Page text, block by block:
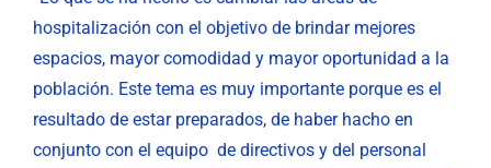
hospitalización con el objetivo de brindar mejores
espacios, mayor comodidad y mayor oportunidad a la
población. Este tema es muy importante porque es el
resultado de estar preparados, de haber hacho en
conjunto con el equipo de directivos y del personal